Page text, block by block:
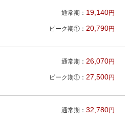
通常期： 19,140円
ピーク期①： 20,790円
通常期： 26,070円
ピーク期①： 27,500円
通常期： 32,780円